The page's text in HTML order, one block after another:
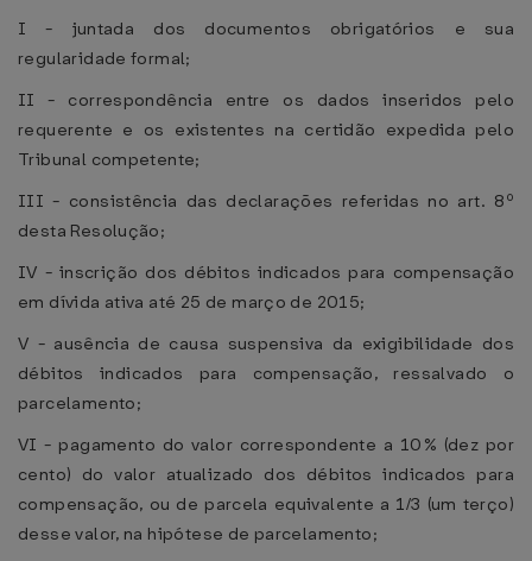
I - juntada dos documentos obrigatórios e sua
regularidade formal;
II - correspondência entre os dados inseridos pelo
requerente e os existentes na certidão expedida pelo
Tribunal competente;
III - consistência das declarações referidas no art. 8º
desta Resolução;
IV - inscrição dos débitos indicados para compensação
em dívida ativa até 25 de março de 2015;
V - ausência de causa suspensiva da exigibilidade dos
débitos indicados para compensação, ressalvado o
parcelamento;
VI - pagamento do valor correspondente a 10% (dez por
cento) do valor atualizado dos débitos indicados para
compensação, ou de parcela equivalente a 1/3 (um terço)
desse valor, na hipótese de parcelamento;